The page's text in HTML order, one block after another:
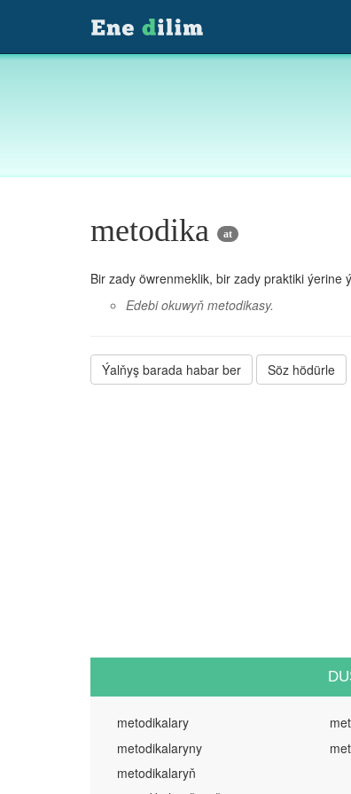
metodika at
Bir zady öwrenmeklik, bir zady praktiki
Edebi okuwyň metodikasy.
Ýalňyş barada habar ber Söz hödürle
metodikalary
metodikalaryny
metodikalaryň